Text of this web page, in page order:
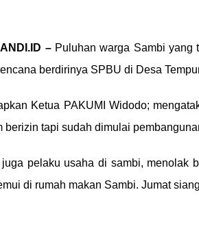
–Puluhan warga Sambi yang
berdirinya SPBU di Desa
Ketua PAKUMI Widodo;
berizin tapi sudah dimulai
pelaku usaha di sambi, menolak
di rumah makan Sambi. Jumat